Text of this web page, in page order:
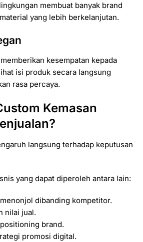
membuat banyak brand
yang lebih berkelanjutan.
kesempatan kepada
isi produk secara langsung
rasa percaya.
Kemasan
langsung terhadap keputusan
yang dapat diperoleh antara lain:
dibanding kompetitor.
nilai jual.
brand.
promosi digital.